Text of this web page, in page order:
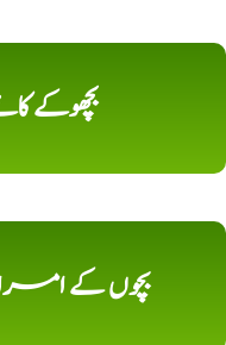
بچھوکے
بچوں کے